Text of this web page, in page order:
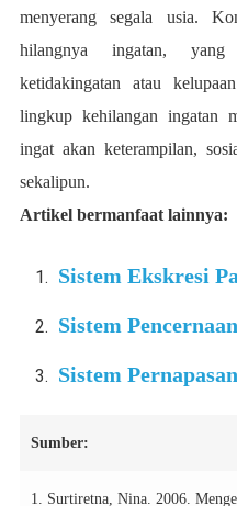
menyerang segala usia.
hilangnya ingatan, yang
ketidakingatan atau
lingkup kehilangan ingatan
ingat akan keterampilan,
sekalipun.
Artikel bermanfaat lainnya:
Sistem Ekskresi
Sistem
Sistem
Sumber:
1. Surtiretna, Nina. 2006.